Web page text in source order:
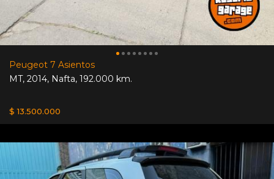
Peugeot 7 Asientos
MT, 2014, Nafta, 192.000 km.
$ 13.500.000